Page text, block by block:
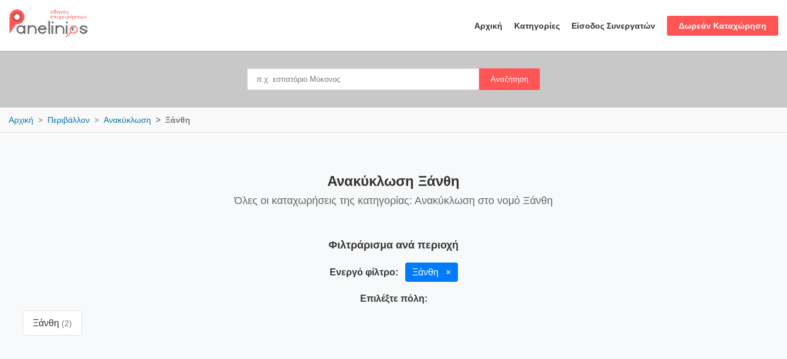
Αρχική Κατηγορίες Είσοδος Συνεργατών Δωρεάν Καταχώρηση
Αναζήτηση
Αρχική Περιβάλλον Ανακύκλωση Ξάνθη
Ανακύκλωση Ξάνθη
Όλες οι καταχωρήσεις της κατηγορίας: Ανακύκλωση στο νομό Ξάνθη
Φιλτράρισμα ανά περιοχή
Ενεργό φίλτρο: Ξάνθη ×
Επιλέξτε πόλη:
Ξάνθη (2)